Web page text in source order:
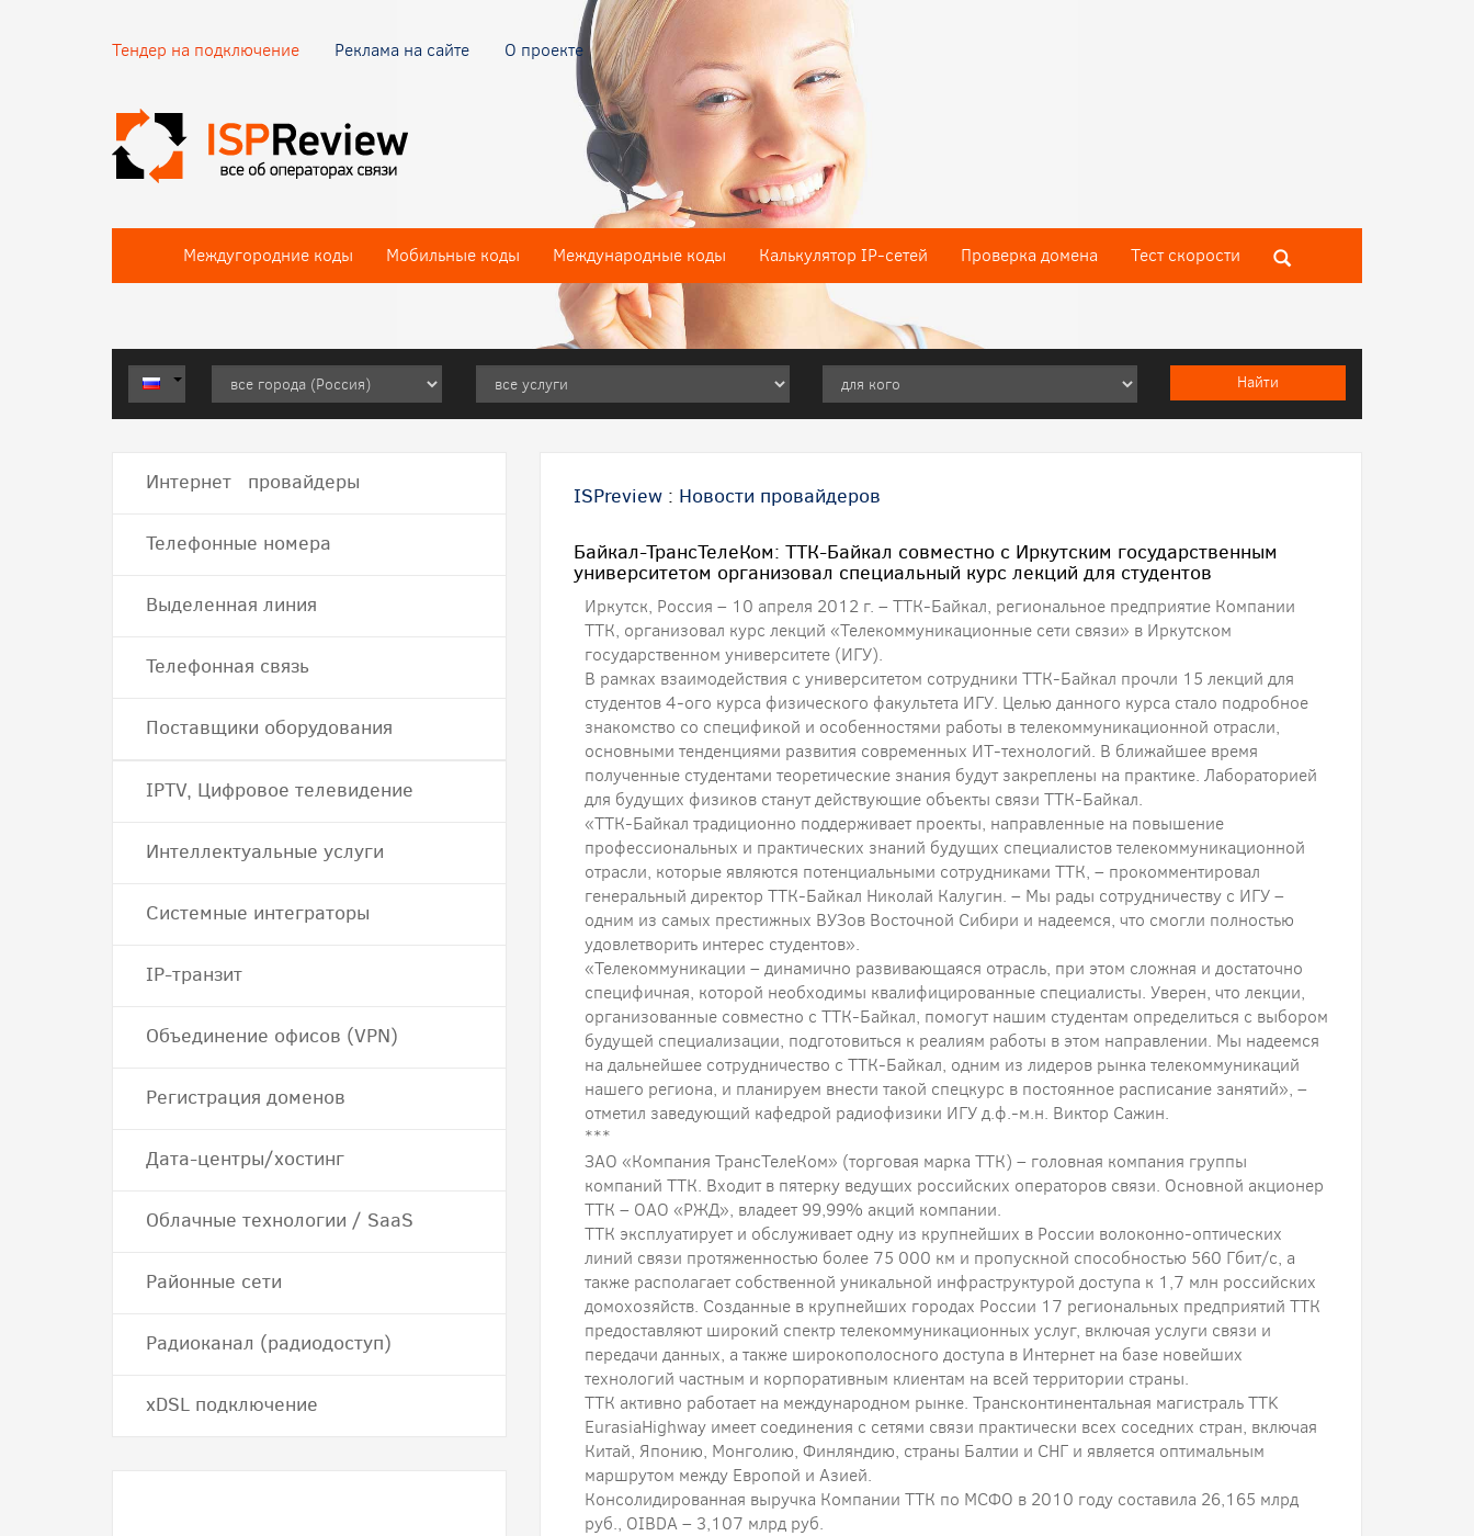
Тендер на подключение Реклама на сайте О проекте
Междугородние коды Мобильные коды Международные коды Калькулятор IP-сетей Проверка домена Тест скороcти
ISPreview : Новости провайдеров
Байкал-ТрансТелеКом: ТТК-Байкал совместно с Иркутским государственным
университетом организовал специальный курс лекций для студентов
Иркутск, Россия – 10 апреля 2012 г. – ТТК-Байкал, региональное предприятие Компании
ТТК, организовал курс лекций «Телекоммуникационные сети связи» в Иркутском
государственном университете (ИГУ).
В рамках взаимодействия с университетом сотрудники ТТК-Байкал прочли 15 лекций для
студентов 4-ого курса физического факультета ИГУ. Целью данного курса стало подробное
знакомство со спецификой и особенностями работы в телекоммуникационной отрасли,
основными тенденциями развития современных ИТ-технологий. В ближайшее время
полученные студентами теоретические знания будут закреплены на практике. Лабораторией
для будущих физиков станут действующие объекты связи ТТК-Байкал.
«ТТК-Байкал традиционно поддерживает проекты, направленные на повышение
профессиональных и практических знаний будущих специалистов телекоммуникационной
отрасли, которые являются потенциальными сотрудниками ТТК, – прокомментировал
генеральный директор ТТК-Байкал Николай Калугин. – Мы рады сотрудничеству с ИГУ –
одним из самых престижных ВУЗов Восточной Сибири и надеемся, что смогли полностью
удовлетворить интерес студентов».
«Телекоммуникации – динамично развивающаяся отрасль, при этом сложная и достаточно
специфичная, которой необходимы квалифицированные специалисты. Уверен, что лекции,
организованные совместно с ТТК-Байкал, помогут нашим студентам определиться с выбором
будущей специализации, подготовиться к реалиям работы в этом направлении. Мы надеемся
на дальнейшее сотрудничество с ТТК-Байкал, одним из лидеров рынка телекоммуникаций
нашего региона, и планируем внести такой спецкурс в постоянное расписание занятий», –
отметил заведующий кафедрой радиофизики ИГУ д.ф.-м.н. Виктор Сажин.
***
ЗАО «Компания ТрансТелеКом» (торговая марка ТТК) – головная компания группы
компаний ТТК. Входит в пятерку ведущих российских операторов связи. Основной акционер
ТТК – ОАО «РЖД», владеет 99,99% акций компании.
ТТК эксплуатирует и обслуживает одну из крупнейших в России волоконно-оптических
линий связи протяженностью более 75 000 км и пропускной способностью 560 Гбит/с, а
также располагает собственной уникальной инфраструктурой доступа к 1,7 млн российских
домохозяйств. Созданные в крупнейших городах России 17 региональных предприятий ТТК
предоставляют широкий спектр телекоммуникационных услуг, включая услуги связи и
передачи данных, а также широкополосного доступа в Интернет на базе новейших
технологий частным и корпоративным клиентам на всей территории страны.
ТТК активно работает на международном рынке. Трансконтинентальная магистраль TTK
EurasiaHighway имеет соединения с сетями связи практически всех соседних стран, включая
Китай, Японию, Монголию, Финляндию, страны Балтии и СНГ и является оптимальным
маршрутом между Европой и Азией.
Консолидированная выручка Компании ТТК по МСФО в 2010 году составила 26,165 млрд
руб., OIBDA – 3,107 млрд руб.
Интернет провайдеры
Телефонные номера
Выделенная линия
Телефонная связь
Поставщики оборудования
IPTV, Цифровое телевидение
Интеллектуальные услуги
Системные интеграторы
IP-транзит
Объединение офисов (VPN)
Регистрация доменов
Дата-центры/хостинг
Облачные технологии / SaaS
Районные сети
Радиоканал (радиодоступ)
хDSL подключение